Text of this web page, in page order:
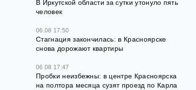
В Иркутской области за сутки утонуло пять
человек
06.08 17:50
Стагнация закончилась: в Красноярске
снова дорожают квартиры
06.08 17:47
Пробки неизбежны: в центре Красноярска
на полтора месяца сузят проезд по Карла